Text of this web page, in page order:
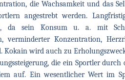
die Wachsamkeit und das
angestrebt werden.
da sein Konsum u. a. mit
verminderter Konzentration,
Kokain wird auch zu
die ein Sportler
auf. Ein wesentlicher Wert im